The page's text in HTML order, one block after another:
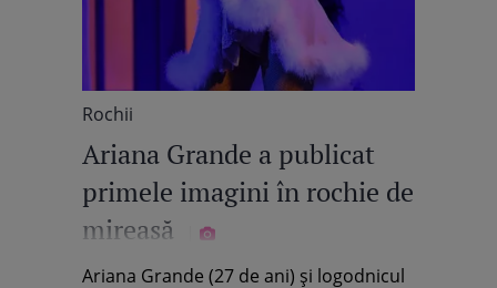
Rochii
Ariana Grande a publicat
primele imagini în rochie de
mireasă
Ariana Grande (27 de ani) și logodnicul